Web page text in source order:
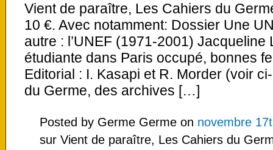
Vient de paraître, Les Cahiers du
10 €. Avec notamment: Dossier Une
autre : l’UNEF (1971-2001) Jacqueline
étudiante dans Paris occupé, bonnes
Editorial : I. Kasapi et R. Morder (voir
du Germe, des archives […]
Posted by Germe Germe on novembre
sur Vient de paraître, Les Cahiers du